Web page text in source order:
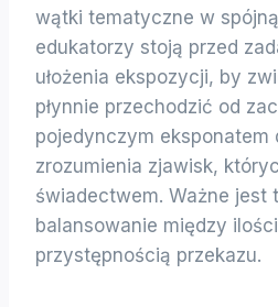
wątki tematyczne w
edukatorzy stoją przed
ułożenia ekspozycji, by
płynnie przechodzić od
pojedynczym eksponatem
zrozumienia zjawisk,
świadectwem. Ważne jest
balansowanie między
przystępnością przekazu.